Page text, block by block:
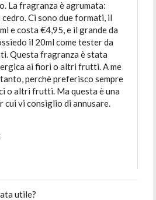
La fragranza è agrumata:
cedro. Ci sono due formati, il
e costa €4,95, e il grande da
il 20ml come tester da
Questa fragranza è stata
ai fiori o altri frutti. A me
perchè preferisco sempre
o altri frutti. Ma questa è una
cui vi consiglio di annusare.
utile?